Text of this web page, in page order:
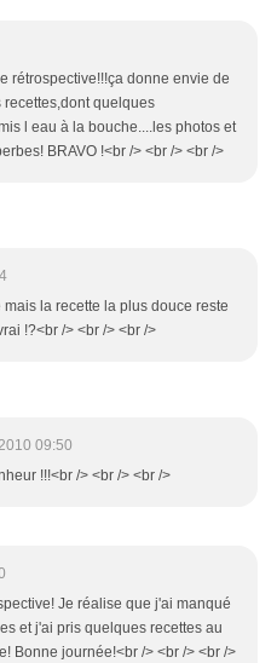
rétrospective!!!ça donne envie de
quelques
l eau à la bouche....les photos et
BRAVO !<br /> <br /> <br />
la recette la plus douce reste
!?<br /> <br /> <br />
09:50
!!!<br /> <br /> <br />
Je réalise que j'ai manqué
et j'ai pris quelques recettes au
Bonne journée!<br /> <br /> <br />